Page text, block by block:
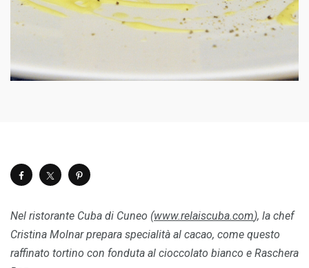
Nel ristorante Cuba di Cuneo (www.relaiscuba.com), la chef
Cristina Molnar prepara specialità al cacao, come questo
raffinato tortino con fonduta al cioccolato bianco e Raschera